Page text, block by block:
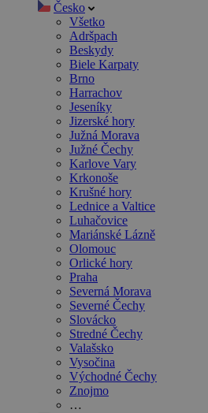
Česko
Všetko
Adršpach
Beskydy
Biele Karpaty
Brno
Harrachov
Jeseníky
Jizerské hory
Južná Morava
Južné Čechy
Karlove Vary
Krkonoše
Krušné hory
Lednice a Valtice
Luhačovice
Mariánské Lázně
Olomouc
Orlické hory
Praha
Severná Morava
Severné Čechy
Slovácko
Stredné Čechy
Valašsko
Vysočina
Východné Čechy
Znojmo
…